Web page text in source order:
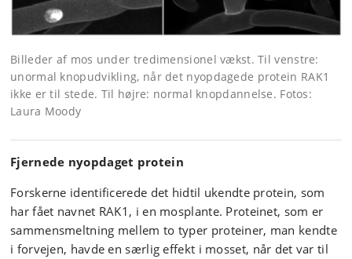
Billeder af mos under tredimensionel vækst. Til venstre:
unormal knopudvikling, når det nyopdagede protein RAK1
ikke er til stede. Til højre: normal knopdannelse. Fotos:
Laura Moody
Fjernede nyopdaget protein
Forskerne identificerede det hidtil ukendte protein, som
har fået navnet RAK1, i en mosplante. Proteinet, som er
sammensmeltning mellem to typer proteiner, man kendte
i forvejen, havde en særlig effekt i mosset, når det var til